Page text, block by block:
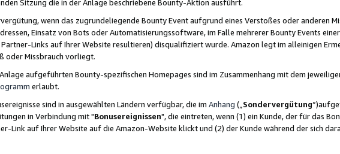
Sitzung die in der Anlage beschriebene Bounty-Aktion ausführt.
wenn das zugrundeliegende Bounty Event aufgrund eines Verstoßes oder anderen
Einsatz von Bots oder Automatisierungssoftware, im Falle mehrerer Bounty Events
Links auf Ihrer Website resultieren) disqualifiziert wurde. Amazon legt im alleinigen
oder Missbrauch vorliegt.
aufgeführten Bounty-spezifischen Homepages sind im Zusammenhang mit dem
erlaubt.
sind in ausgewählten Ländern verfügbar, die im Anhang („ Sondervergütung
in Verbindung mit "Bonusereignissen", die eintreten, wenn (1) ein Kunde, der für das
Link auf Ihrer Website auf die Amazon-Website klickt und (2) der Kunde während der sich